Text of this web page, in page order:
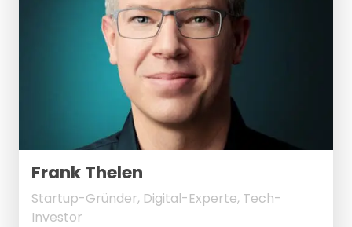
Frank Thelen
Startup-Gründer, Digital-Experte, Tech-
Investor